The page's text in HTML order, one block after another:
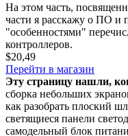
На этом часть,
части я расскажу о ПО и
"особенностями"
контроллеров.
$20,49
Перейти в магазин
Эту страницу нашли,
сборка небольших
как разобрать плоский
светящиеся панели
самодельный блок